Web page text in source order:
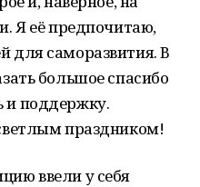
Я её предпочитаю,
для саморазвития. В
большое спасибо
поддержку.
праздником!
ввели у себя